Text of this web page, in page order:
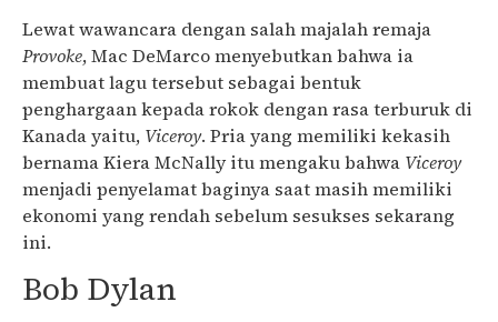
Lewat wawancara dengan salah majalah remaja
Provoke, Mac DeMarco menyebutkan bahwa ia
membuat lagu tersebut sebagai bentuk
penghargaan kepada rokok dengan rasa terburuk di
Kanada yaitu, Viceroy. Pria yang memiliki kekasih
bernama Kiera McNally itu mengaku bahwa Viceroy
menjadi penyelamat baginya saat masih memiliki
ekonomi yang rendah sebelum sesukses sekarang
ini.
Bob Dylan